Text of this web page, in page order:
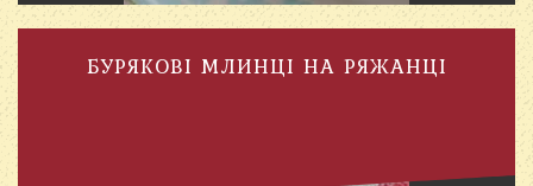
БУРЯКОВІ МЛИНЦІ НА РЯЖАНЦІ